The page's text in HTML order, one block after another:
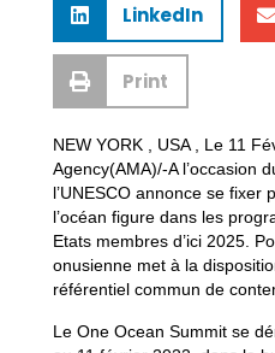
LinkedIn
Print
NEW YORK , USA , Le 11
Agency(AMA)/-A l’occasion
l’UNESCO annonce se fixer
l’océan figure dans les
Etats membres d’ici 2025.
onusienne met à la
référentiel commun de
Le One Ocean Summit se